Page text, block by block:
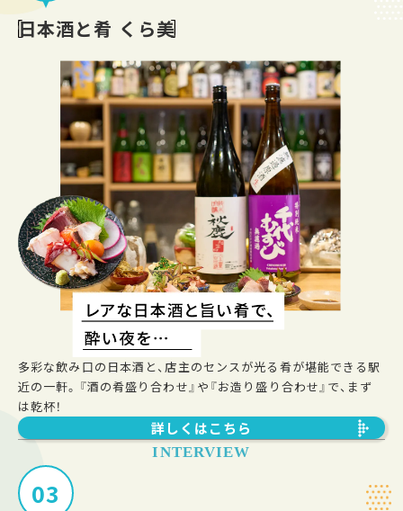
人生をデザインしよう、
リビオと。
日本酒と肴 くら美
多彩な飲み口の日本酒と、店主のセンスが光る肴が堪能できる駅
近の一軒。『酒の肴盛り合わせ』や『お造り盛り合わせ』で、まず
は乾杯！
詳しくはこちら
INTERVIEW
03